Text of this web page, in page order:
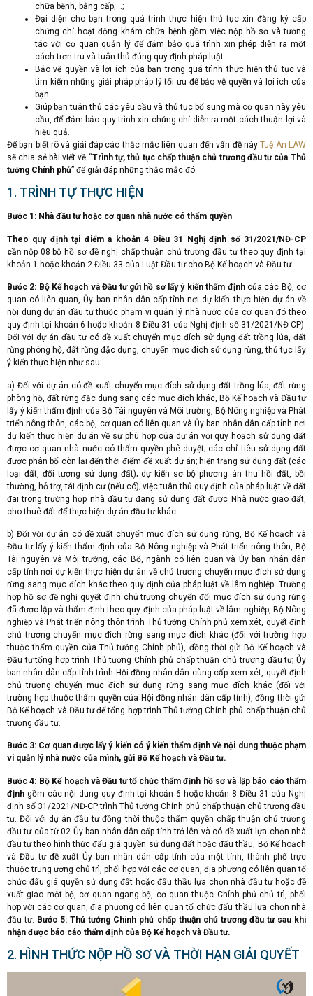
chữa bệnh, bằng cấp,…;
Đại diện cho bạn trong quá trình thực hiện thủ tục xin đăng ký cấp
chứng chỉ hoạt động khám chữa bệnh gồm việc nộp hồ sơ và tương
tác với cơ quan quản lý để đảm bảo quá trình xin phép diễn ra một
cách trơn tru và tuân thủ đúng quy định pháp luật.
Bảo vệ quyền và lợi ích của bạn trong quá trình thực hiện thủ tục và
tìm kiếm những giải pháp pháp lý tối ưu để bảo vệ quyền và lợi ích của
bạn.
Giúp bạn tuân thủ các yêu cầu và thủ tục bổ sung mà cơ quan này yêu
cầu, để đảm bảo quy trình xin chứng chỉ diễn ra một cách thuận lợi và
hiệu quả.
Để bạn biết rõ và giải đáp các thắc mắc liên quan đến vấn đề này Tuệ An LAW
sẽ chia sẻ bài viết về “Trình tự, thủ tục chấp thuận chủ trương đầu tư của Thủ
tướng Chính phủ” để giải đáp những thắc mắc đó.
1. TRÌNH TỰ THỰC HIỆN
Bước 1: Nhà đầu tư hoặc cơ quan nhà nước có thẩm quyền
Theo quy định tại điểm a khoản 4 Điều 31 Nghị định số 31/2021/NĐ-CP
cần nộp 08 bộ hồ sơ đề nghị chấp thuận chủ trương đầu tư theo quy định tại
khoản 1 hoặc khoản 2 Điều 33 của Luật Đầu tư cho Bộ Kế hoạch và Đầu tư.
Bước 2: Bộ Kế hoạch và Đầu tư gửi hồ sơ lấy ý kiến thẩm địnhcủa các Bộ, cơ
quan có liên quan, Ủy ban nhân dân cấp tỉnh nơi dự kiến thực hiện dự án về
nội dung dự án đầu tư thuộc phạm vi quản lý nhà nước của cơ quan đó theo
quy định tại khoản 6 hoặc khoản 8 Điều 31 của Nghị định số 31/2021/NĐ-CP).
Đối với dự án đầu tư có đề xuất chuyển mục đích sử dụng đất trồng lúa, đất
rừng phòng hộ, đất rừng đặc dụng, chuyển mục đích sử dụng rừng, thủ tục lấy
ý kiến thực hiện như sau:
a) Đối với dự án có đề xuất chuyển mục đích sử dụng đất trồng lúa, đất rừng
phòng hộ, đất rừng đặc dụng sang các mục đích khác, Bộ Kế hoạch và Đầu tư
lấy ý kiến thẩm định của Bộ Tài nguyên và Môi trường, Bộ Nông nghiệp và Phát
triển nông thôn, các bộ, cơ quan có liên quan và Ủy ban nhân dân cấp tỉnh nơi
dự kiến thực hiện dự án về sự phù hợp của dự án với quy hoạch sử dụng đất
được cơ quan nhà nước có thẩm quyền phê duyệt; các chỉ tiêu sử dụng đất
được phân bổ còn lại đến thời điểm đề xuất dự án; hiện trạng sử dụng đất (các
loại đất, đối tượng sử dụng đất); dự kiến sơ bộ phương án thu hồi đất, bồi
thường, hỗ trợ, tái định cư (nếu có); việc tuân thủ quy định của pháp luật về đất
đai trong trường hợp nhà đầu tư đang sử dụng đất được Nhà nước giao đất,
cho thuê đất để thực hiện dự án đầu tư khác.
b) Đối với dự án có đề xuất chuyển mục đích sử dụng rừng, Bộ Kế hoạch và
Đầu tư lấy ý kiến thẩm định của Bộ Nông nghiệp và Phát triển nông thôn, Bộ
Tài nguyên và Môi trường, các Bộ, ngành có liên quan và Ủy ban nhân dân
cấp tỉnh nơi dự kiến thực hiện dự án về chủ trương chuyển mục đích sử dụng
rừng sang mục đích khác theo quy định của pháp luật về lâm nghiệp. Trường
hợp hồ sơ đề nghị quyết định chủ trương chuyển đổi mục đích sử dụng rừng
đã được lập và thẩm định theo quy định của pháp luật về lâm nghiệp, Bộ Nông
nghiệp và Phát triển nông thôn trình Thủ tướng Chính phủ xem xét, quyết định
chủ trương chuyển mục đích rừng sang mục đích khác (đối với trường hợp
thuộc thẩm quyền của Thủ tướng Chính phủ), đồng thời gửi Bộ Kế hoạch và
Đầu tư tổng hợp trình Thủ tướng Chính phủ chấp thuận chủ trương đầu tư; Ủy
ban nhân dân cấp tỉnh trình Hội đồng nhân dân cùng cấp xem xét, quyết định
chủ trương chuyển mục đích sử dụng rừng sang mục đích khác (đối với
trường hợp thuộc thẩm quyền của Hội đồng nhân dân cấp tỉnh), đồng thời gửi
Bộ Kế hoạch và Đầu tư để tổng hợp trình Thủ tướng Chính phủ chấp thuận chủ
trương đầu tư.
Bước 3: Cơ quan được lấy ý kiến có ý kiến thẩm định về nội dung thuộc phạm
vi quản lý nhà nước của mình, gửi Bộ Kế hoạch và Đầu tư.
Bước 4: Bộ Kế hoạch và Đầu tư tổ chức thẩm định hồ sơ và lập báo cáo thẩm
định gồm các nội dung quy định tại khoản 6 hoặc khoản 8 Điều 31 của Nghị
định số 31/2021/NĐ-CP trình Thủ tướng Chính phủ chấp thuận chủ trương đầu
tư. Đối với dự án đầu tư đồng thời thuộc thẩm quyền chấp thuận chủ trương
đầu tư của từ 02 Ủy ban nhân dân cấp tỉnh trở lên và có đề xuất lựa chọn nhà
đầu tư theo hình thức đấu giá quyền sử dụng đất hoặc đấu thầu, Bộ Kế hoạch
và Đầu tư đề xuất Ủy ban nhân dân cấp tỉnh của một tỉnh, thành phố trực
thuộc trung ương chủ trì, phối hợp với các cơ quan, địa phương có liên quan tổ
chức đấu giá quyền sử dụng đất hoặc đấu thầu lựa chọn nhà đầu tư hoặc đề
xuất giao một bộ, cơ quan ngang bộ, cơ quan thuộc Chính phủ chủ trì, phối
hợp với các cơ quan, địa phương có liên quan tổ chức đấu thầu lựa chọn nhà
đầu tư. Bước 5: Thủ tướng Chính phủ chấp thuận chủ trương đầu tư sau khi
nhận được báo cáo thẩm định của Bộ Kế hoạch và Đầu tư.
2. HÌNH THỨC NỘP HỒ SƠ VÀ THỜI HẠN GIẢI QUYẾT